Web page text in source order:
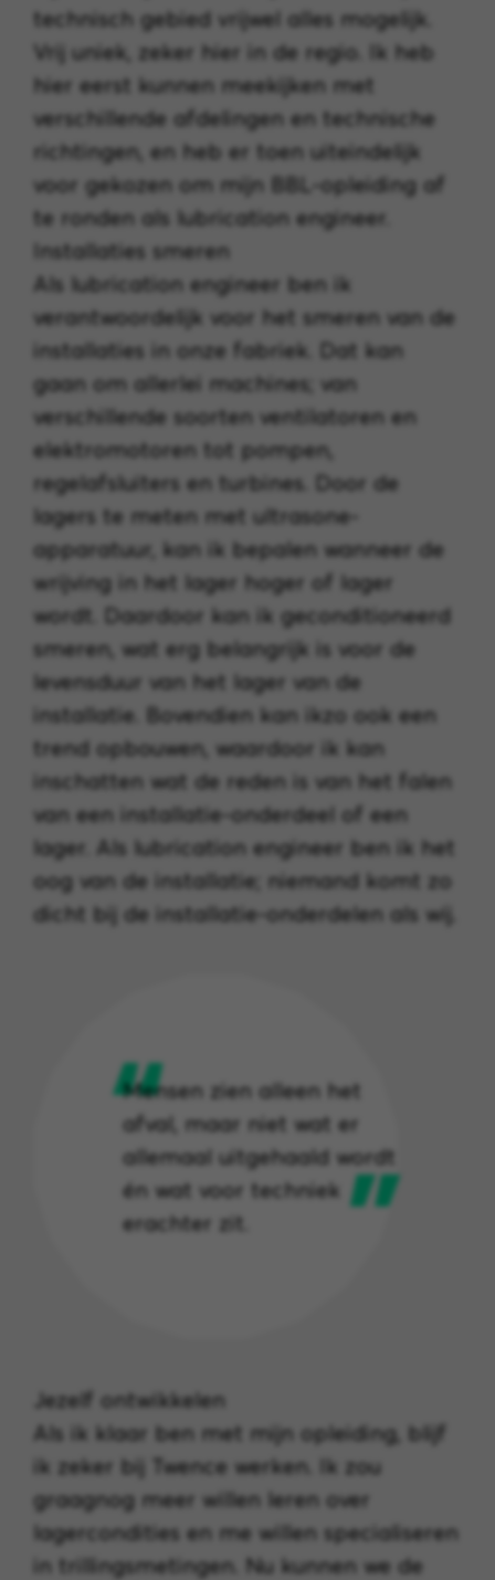
technisch gebied vrijwel alles mogelijk.
Vrij uniek, zeker hier in de regio. Ik heb
hier eerst kunnen meekijken met
verschillende afdelingen en technische
richtingen, en heb er toen uiteindelijk
voor gekozen om mijn BBL-opleiding af
te ronden als lubrication engineer.
Installaties smeren
Als lubrication engineer ben ik
verantwoordelijk voor het smeren van de
installaties in onze fabriek. Dat kan
gaan om allerlei machines; van
verschillende soorten ventilatoren en
elektromotoren tot pompen,
regelafsluiters en turbines. Door de
lagers te meten met ultrasone-
apparatuur, kan ik bepalen wanneer de
wrijving in het lager hoger of lager
wordt. Daardoor kan ik geconditioneerd
smeren, wat erg belangrijk is voor de
levensduur van het lager van de
installatie. Bovendien kan ikzo ook een
trend opbouwen, waardoor ik kan
inschatten wat de reden is van het falen
van een installatie-onderdeel of een
lager. Als lubrication engineer ben ik het
oog van de installatie; niemand komt zo
dicht bij de installatie-onderdelen als wij.
Mensen zien alleen het
afval, maar niet wat er
allemaal uitgehaald wordt
én wat voor techniek
erachter zit.
Jezelf ontwikkelen
Als ik klaar ben met mijn opleiding, blijf
ik zeker bij Twence werken. Ik zou
graagnog meer willen leren over
lagercondities en me willen specialiseren
in trillingsmetingen. Nu kunnen we de